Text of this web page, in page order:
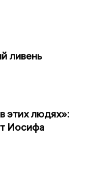
ливень
этих людях»:
Иосифа